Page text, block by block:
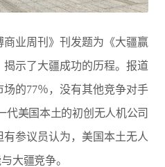
业周刊》刊发题为《大疆赢
示了大疆成功的历程。报道
的77％，没有其他竞争对手
代美国本土的初创无人机公司
参议员认为，美国本土无人
大疆竞争。